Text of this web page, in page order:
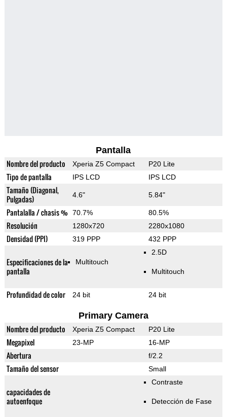
Pantalla
Nombre del producto Xperia Z5 Compact P20 Lite
Tipo de pantalla IPS LCD IPS LCD
Tamaño (Diagonal,
Pulgadas)
4.6" 5.84"
Pantalalla / chasis % 70.7% 80.5%
Resolución 1280x720 2280x1080
Densidad (PPI) 319 PPP 432 PPP
Especificaciones de la
pantalla
Multitouch
2.5D
Multitouch
Profundidad de color 24 bit 24 bit
Primary Camera
Nombre del producto Xperia Z5 Compact P20 Lite
Megapixel 23-MP 16-MP
Abertura f/2.2
Tamaño del sensor Small
capacidades de
autoenfoque
Contraste
Detección de Fase